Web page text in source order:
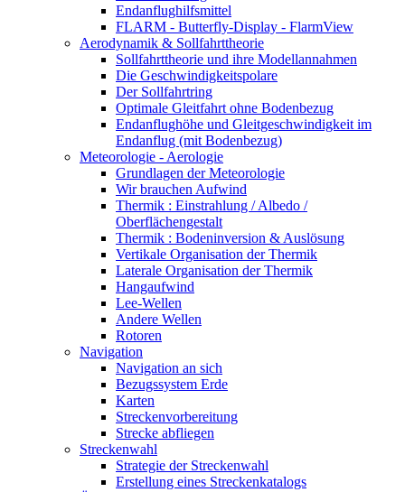
Endanflughilfsmittel
FLARM - Butterfly-Display - FlarmView
Aerodynamik & Sollfahrttheorie
Sollfahrttheorie und ihre Modellannahmen
Die Geschwindigkeitspolare
Der Sollfahrtring
Optimale Gleitfahrt ohne Bodenbezug
Endanflughöhe und Gleitgeschwindigkeit im
Endanflug (mit Bodenbezug)
Meteorologie - Aerologie
Grundlagen der Meteorologie
Wir brauchen Aufwind
Thermik : Einstrahlung / Albedo /
Oberflächengestalt
Thermik : Bodeninversion & Auslösung
Vertikale Organisation der Thermik
Laterale Organisation der Thermik
Hangaufwind
Lee-Wellen
Andere Wellen
Rotoren
Navigation
Navigation an sich
Bezugssystem Erde
Karten
Streckenvorbereitung
Strecke abfliegen
Streckenwahl
Strategie der Streckenwahl
Erstellung eines Streckenkatalogs